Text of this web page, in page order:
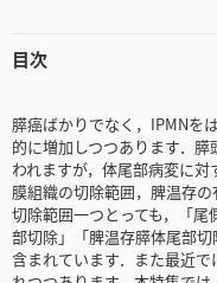
目次
膵癌ばかりでなく，IPMNを
的に増加しつつあります．
われますが，体尾部病変に
膜組織の切除範囲，脾温存の
切除範囲一つとっても，「
部切除」「脾温存膵体尾部
含まれています．また最近